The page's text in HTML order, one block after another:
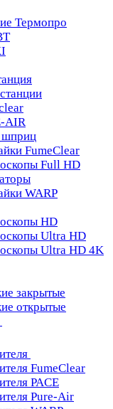
Термопро
AIR
шприц
FumeClear
Full HD
WARP
HD
Ultra HD
Ultra HD 4K
закрытые
открытые
FumeClear
PACE
Pure-Air